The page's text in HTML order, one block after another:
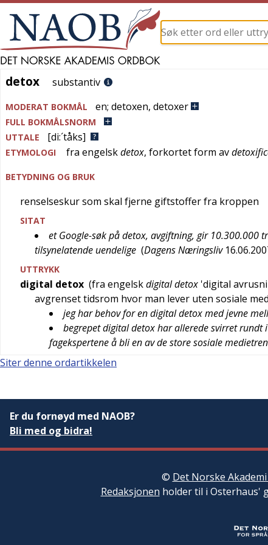
detox
detox substantiv
MODERAT BOKMÅL en; detoxen, detoxer
FULL BOKMÅLSNORM
UTTALE
[di:´tåks]
ETYMOLOGI fra engelskdetox, forkortet form av
BETYDNING OG BRUK
renselseskur som skal fjerne giftstoffer fra kroppen
SITAT
et Google-søk på detox, avgiftning, gir
tilsynelatende uendelige (Dagens Næringsliv
UTTRYKK
digital detox (fra engelskdigital detox 'digital
avgrenset tidsrom hvor man lever uten sosiale
jeg har behov for en digital detox med jevne
begrepet digital detox har allerede svirret
fagekspertene å bli en av de store sosiale
Siter denne ordartikkelen
Er du fornøyd med NAOB?
Bli med og bidra!
© Det Norske
Redaksjonen holder til i Osterhaus'